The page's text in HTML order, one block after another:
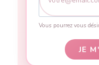
Vous pourrez vous
JE